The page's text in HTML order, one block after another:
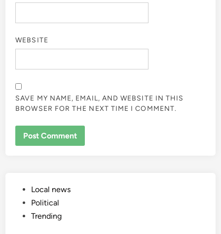
WEBSITE
SAVE MY NAME, EMAIL, AND WEBSITE IN THIS
BROWSER FOR THE NEXT TIME I COMMENT.
PostedLocal news
Political
Trending